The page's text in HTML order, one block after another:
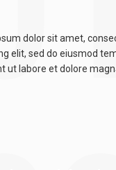
dolor sit amet,
elit, sed do eiusmod
ut labore et dolore